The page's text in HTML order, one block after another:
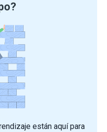
están aquí para